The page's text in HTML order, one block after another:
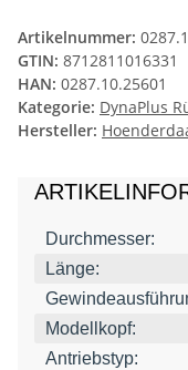
Artikelnummer:
GTIN: 8712811016331
HAN: 0287.10.25601
Kategorie: DynaPlus
Hersteller:
Durchmesser:
Länge:
Modellkopf:
Antriebstyp: